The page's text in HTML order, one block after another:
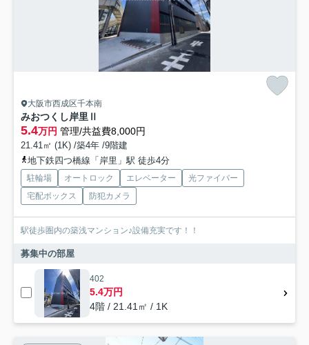
大阪市西成区千本南
みおつくし岸里Ⅱ
5.4万円 管理/共益費8,000円
21.41㎡ (1K) /築4年 /9階建
地下鉄四つ橋線「岸里」駅 徒歩4分
駐輪場 オートロック エレベーター
光ファイバー
宅配ボックス
防犯カメラ
駅徒歩圏内の築浅マンション♪設備充実です！！
募集中の部屋
402
5.4万円
4階 / 21.41㎡ / 1K